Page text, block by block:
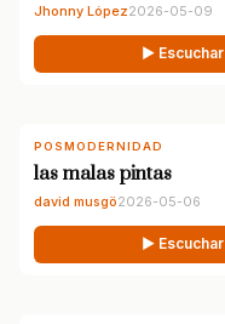
Jhonny López2026-05-09
▶ Escuchar
POSMODERNIDAD
las malas pintas
david musgö2026-05-06
▶ Escuchar